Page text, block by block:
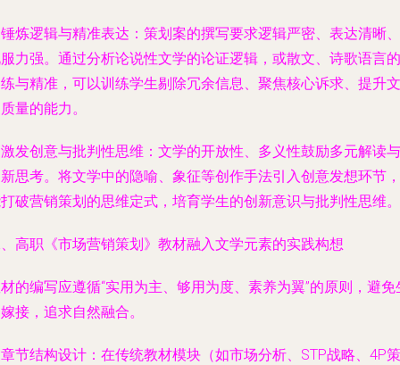
炼逻辑与精准表达：策划案的撰写要求逻辑严密、表达清晰、
力强。通过分析论说性文学的论证逻辑，或散文、诗歌语言的
与精准，可以训练学生剔除冗余信息、聚焦核心诉求、提升文
量的能力。
发创意与批判性思维：文学的开放性、多义性鼓励多元解读与
思考。将文学中的隐喻、象征等创作手法引入创意发想环节，
破营销策划的思维定式，培育学生的创新意识与批判性思维。
高职《市场营销策划》教材融入文学元素的实践构想
的编写应遵循“实用为主、够用为度、素养为翼”的原则，避免
接，追求自然融合。
节结构设计：在传统教材模块（如市场分析、STP战略、4P策